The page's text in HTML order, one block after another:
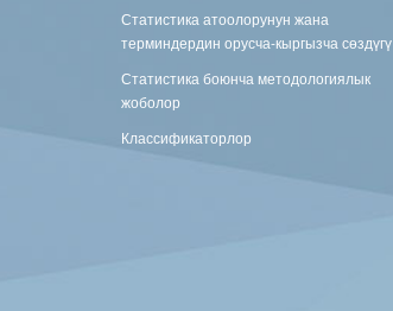
Статистика атоолорунун жана
терминдердин орусча-кыргызча сөздүгү
Статистика боюнча методологиялык
жоболор
Классификаторлор